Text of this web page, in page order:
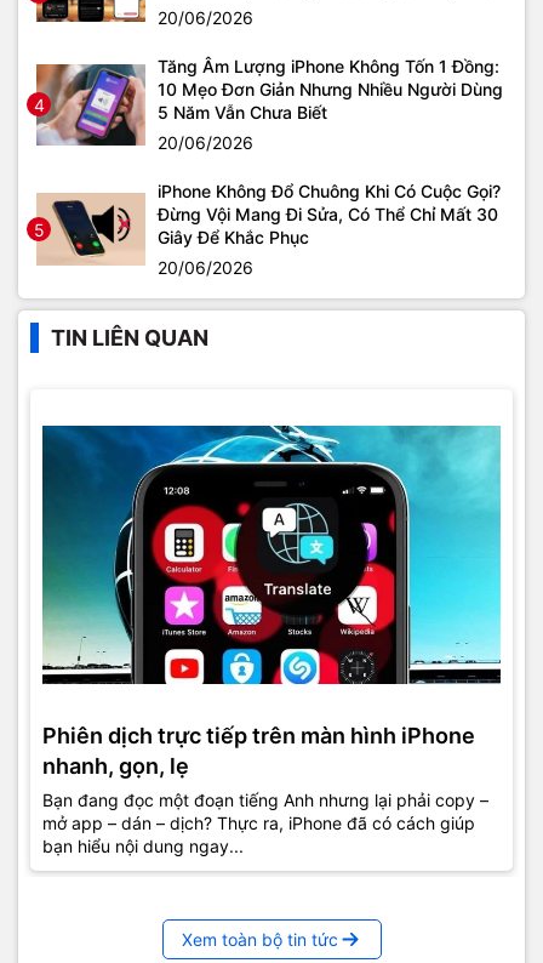
20/06/2026
4
Tăng Âm Lượng iPhone Không Tốn 1 Đồng:
10 Mẹo Đơn Giản Nhưng Nhiều Người Dùng
5 Năm Vẫn Chưa Biết
20/06/2026
5
iPhone Không Đổ Chuông Khi Có Cuộc Gọi?
Đừng Vội Mang Đi Sửa, Có Thể Chỉ Mất 30
Giây Để Khắc Phục
20/06/2026
TIN LIÊN QUAN
Phiên dịch trực tiếp trên màn hình iPhone
nhanh, gọn, lẹ
Bạn đang đọc một đoạn tiếng Anh nhưng lại phải copy –
mở app – dán – dịch? Thực ra, iPhone đã có cách giúp
bạn hiểu nội dung ngay...
Xem toàn bộ tin tức